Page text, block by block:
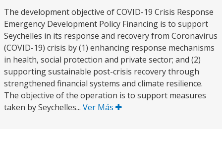
The development objective of COVID-19 Crisis Response
Emergency Development Policy Financing is to support
Seychelles in its response and recovery from Coronavirus
(COVID-19) crisis by (1) enhancing response mechanisms
in health, social protection and private sector; and (2)
supporting sustainable post-crisis recovery through
strengthened financial systems and climate resilience.
The objective of the operation is to support measures
taken by Seychelles... Ver Más